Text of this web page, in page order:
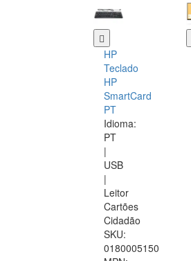
HP
Teclado
HP
SmartCard
PT
Idioma:
PT
|
USB
|
Leitor
Cartões
Cidadão
SKU:
0180005150